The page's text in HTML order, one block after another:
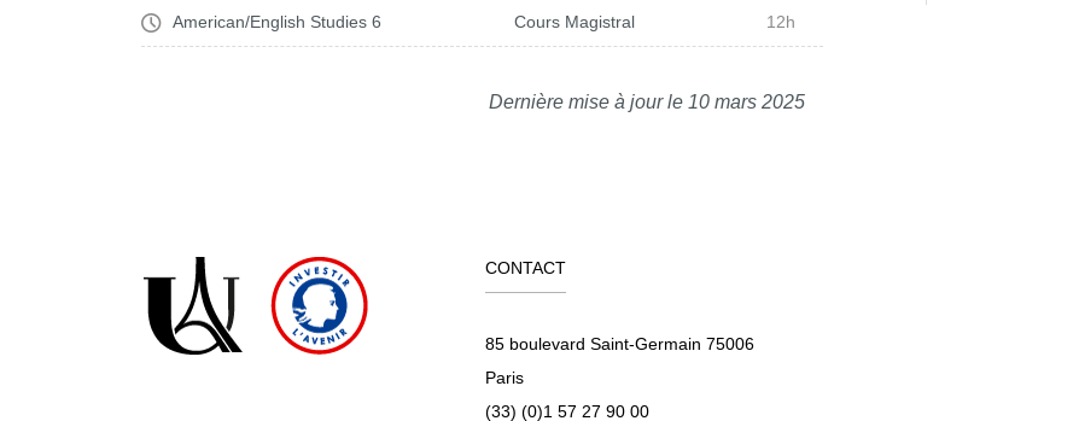
American/English Studies 6 Cours Magistral 12h
Dernière mise à jour le 10 mars 2025
CONTACT
85 boulevard Saint-Germain 75006
Paris
(33) (0)1 57 27 90 00